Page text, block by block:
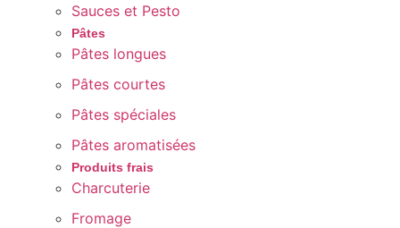
Sauces et Pesto
Pâtes
Pâtes longues
Pâtes courtes
Pâtes spéciales
Pâtes aromatisées
Produits frais
Charcuterie
Fromage